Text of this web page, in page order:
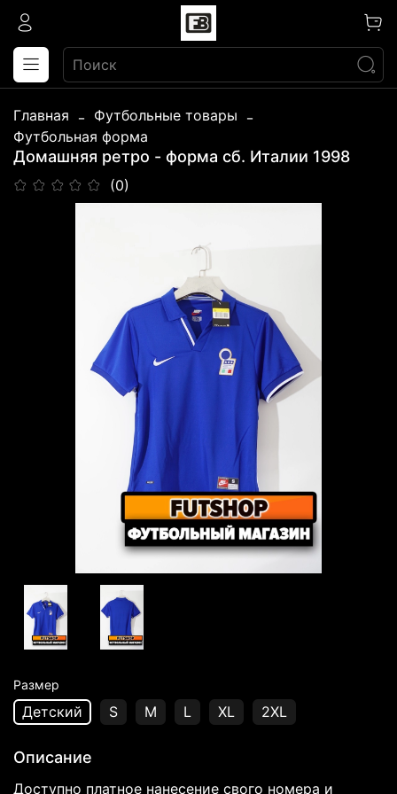
Главная
Футбольные товары
Футбольная форма
Домашняя ретро - форма сб. Италии 1998
(0)
Размер
Детский S M L XL 2XL
Описание
Доступно платное нанесение свого номера и